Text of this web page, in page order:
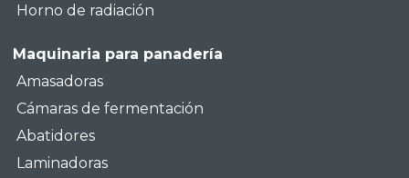
Horno de radiación
Maquinaria para panadería
Amasadoras
Cámaras de fermentación
Abatidores
Laminadoras